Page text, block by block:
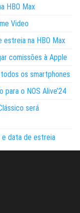
HBO Max
Video
estreia na HBO Max
comissões à Apple
os smartphones
o NOS Alive’24
será
e data de estreia